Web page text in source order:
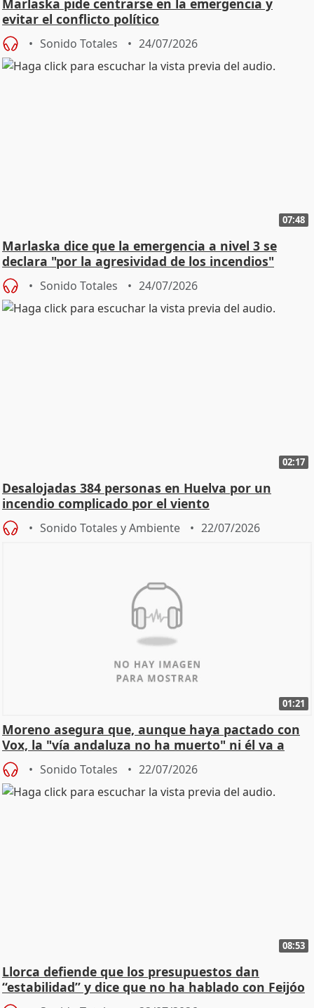
Marlaska pide centrarse en la emergencia y
evitar el conflicto político
Sonido Totales 24/07/2026
07:48
Marlaska dice que la emergencia a nivel 3 se
declara "por la agresividad de los incendios"
Sonido Totales 24/07/2026
02:17
Desalojadas 384 personas en Huelva por un
incendio complicado por el viento
Sonido Totales y Ambiente 22/07/2026
01:21
Moreno asegura que, aunque haya pactado con
Vox, la "vía andaluza no ha muerto" ni él va a
"cambiar"
Sonido Totales 22/07/2026
08:53
Llorca defiende que los presupuestos dan
“estabilidad” y dice que no ha hablado con Feijóo